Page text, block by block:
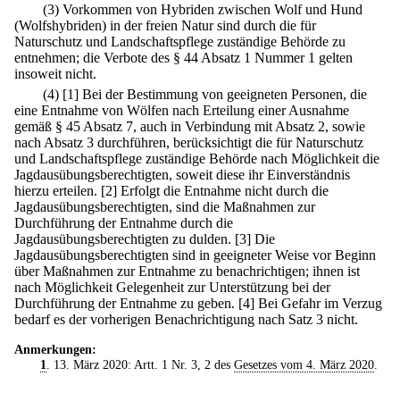
(3) Vorkommen von Hybriden zwischen Wolf und Hund
(Wolfshybriden) in der freien Natur sind durch die für
Naturschutz und Landschaftspflege zuständige Behörde zu
entnehmen; die Verbote des § 44 Absatz 1 Nummer 1 gelten
insoweit nicht.
(4) [1] Bei der Bestimmung von geeigneten Personen, die
eine Entnahme von Wölfen nach Erteilung einer Ausnahme
gemäß § 45 Absatz 7, auch in Verbindung mit Absatz 2, sowie
nach Absatz 3 durchführen, berücksichtigt die für Naturschutz
und Landschaftspflege zuständige Behörde nach Möglichkeit die
Jagdausübungsberechtigten, soweit diese ihr Einverständnis
hierzu erteilen. [2] Erfolgt die Entnahme nicht durch die
Jagdausübungsberechtigten, sind die Maßnahmen zur
Durchführung der Entnahme durch die
Jagdausübungsberechtigten zu dulden. [3] Die
Jagdausübungsberechtigten sind in geeigneter Weise vor Beginn
über Maßnahmen zur Entnahme zu benachrichtigen; ihnen ist
nach Möglichkeit Gelegenheit zur Unterstützung bei der
Durchführung der Entnahme zu geben. [4] Bei Gefahr im Verzug
bedarf es der vorherigen Benachrichtigung nach Satz 3 nicht.
Anmerkungen:
1
. 13. März 2020: Artt. 1 Nr. 3, 2 des Gesetzes vom 4. März 2020.